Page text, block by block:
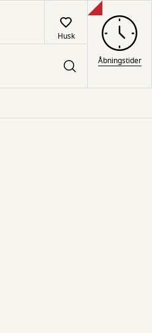
Husk
Åbningstider